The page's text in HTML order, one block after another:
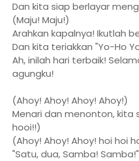
Dan kita siap berlayar
(Maju! Maju!)
Arahkan kapalnya! Ikutlah
Dan kita teriakkan "Yo-Ho
Ah, inilah hari terbaik!
agungku!
(Ahoy! Ahoy! Ahoy! Ahoy!)
Menari dan menonton, kita
hooi!!)
(Ahoy! Ahoy! Ahoy! hoi hoi
"Satu, dua, Samba!